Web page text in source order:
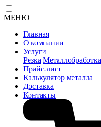
МЕНЮ
Главная
О компании
Услуги
Резка Металлобработка
Прайс-лист
Калькулятор металла
Доставка
Контакты